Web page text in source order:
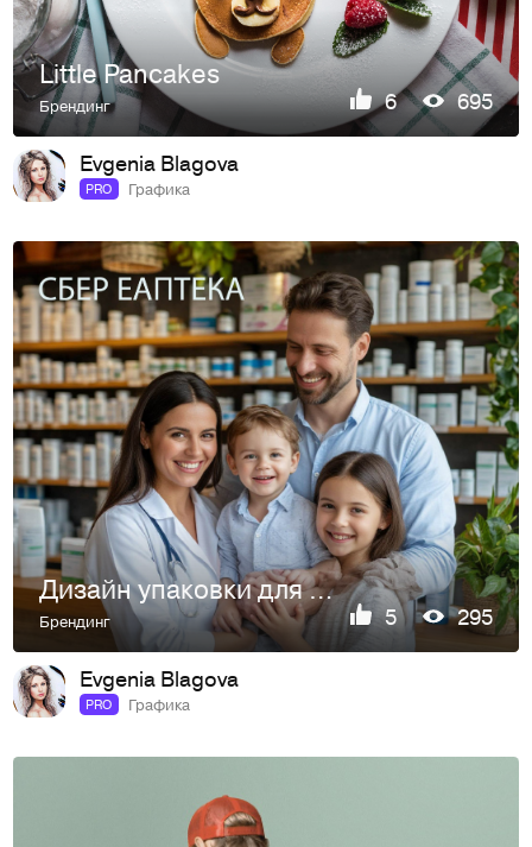
Little Pancakes
Брендинг 6 695
Evgenia Blagova
PRO Графика
Дизайн упаковки для СБЕР ЕАПТЕКА.
Брендинг 5 295
Evgenia Blagova
PRO Графика